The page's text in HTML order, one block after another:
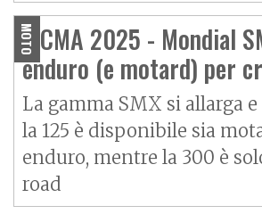
MOTO
EICMA 2025 - Mondial
enduro (e motard) per
La gamma SMX si allarga
la 125 è disponibile sia
enduro, mentre la 300 è
road